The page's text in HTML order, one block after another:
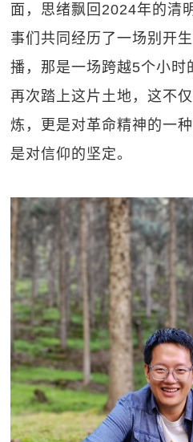
面，思绪飘回2024年的清
事们共同经历了一场别开
播，那是一场跨越5个小时
再次踏上这片土地，这不
炼，更是对革命精神的一
是对信仰的坚定。